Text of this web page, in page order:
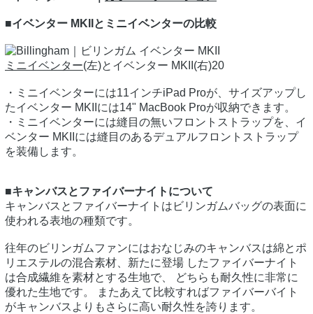
■イベンター MKIIとミニイベンターの比較
ミニイベンター(左)とイベンター MKII(右)20
・ミニイベンターには11インチiPad Proが、サイズアップし
たイベンター MKIIには14" MacBook Proが収納できます。
・ミニイベンターには縫目の無いフロントストラップを、イ
ベンター MKIIには縫目のあるデュアルフロントストラップ
を装備します。
■キャンバスとファイバーナイトについて
キャンバスとファイバーナイトはビリンガムバッグの表面に
使われる表地の種類です。
往年のビリンガムファンにはおなじみのキャンバスは綿とポ
リエステルの混合素材、新たに登場 したファイバーナイト
は合成繊維を素材とする生地で、 どちらも耐久性に非常に
優れた生地です。 またあえて比較すればファイバーバイト
がキャンバスよりもさらに高い耐久性を誇ります。